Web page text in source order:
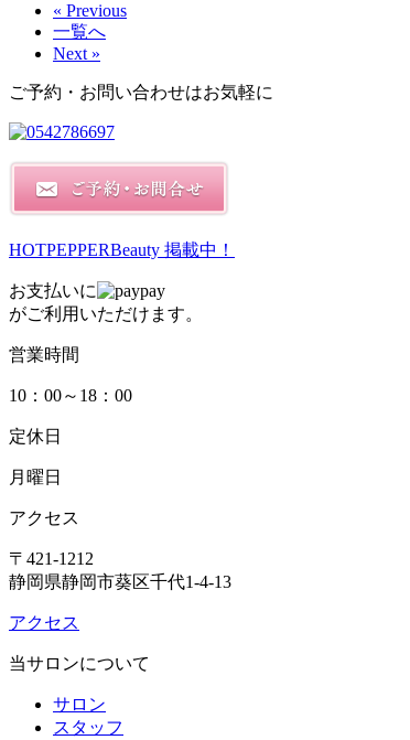
« Previous
一覧へ
Next »
ご予約・お問い合わせはお気軽に
HOTPEPPERBeauty 掲載中！
お支払いに
がご利用いただけます。
営業時間
10：00～18：00
定休日
月曜日
アクセス
〒421-1212
静岡県静岡市葵区千代1-4-13
アクセス
当サロンについて
サロン
スタッフ